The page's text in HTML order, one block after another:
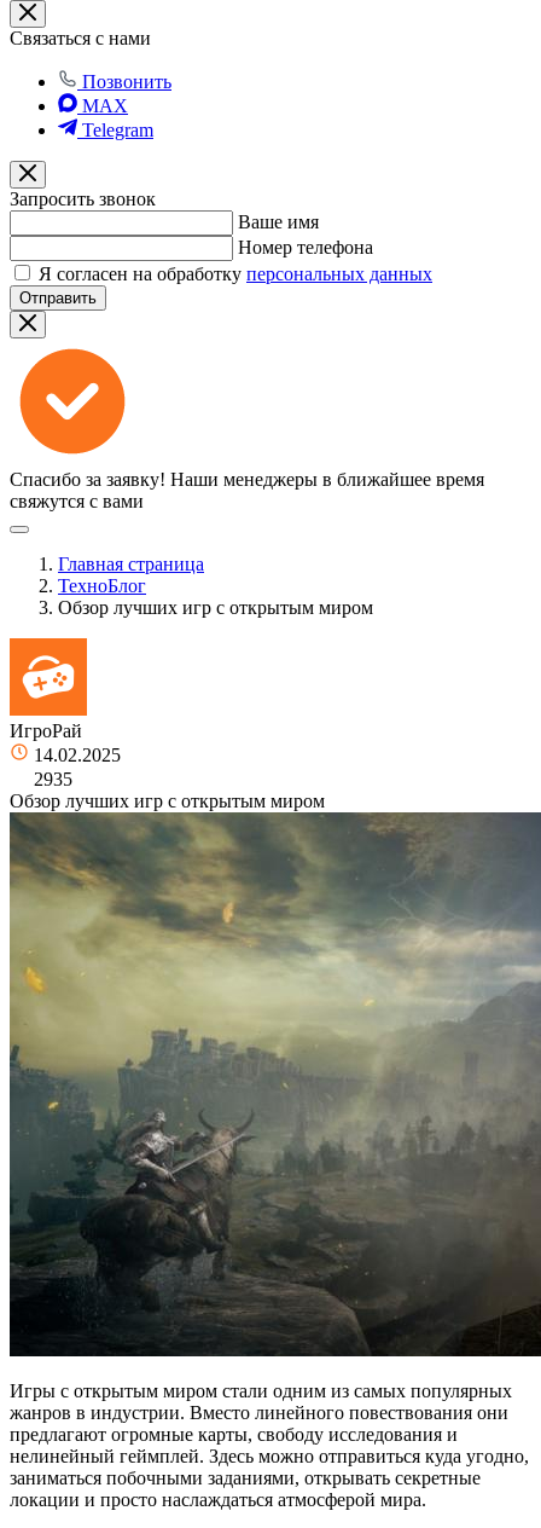
Связаться с нами
Позвонить
MAX
Telegram
Запросить звонок
Ваше имя
Номер телефона
Я согласен на обработку персональных данных
Отправить
Спасибо за заявку! Наши менеджеры в ближайшее время
свяжутся с вами
Главная страница
ТехноБлог
Обзор лучших игр с открытым миром
ИгроРай
14.02.2025
2935
Обзор лучших игр с открытым миром
Игры с открытым миром стали одним из самых популярных
жанров в индустрии. Вместо линейного повествования они
предлагают огромные карты, свободу исследования и
нелинейный геймплей. Здесь можно отправиться куда угодно,
заниматься побочными заданиями, открывать секретные
локации и просто наслаждаться атмосферой мира.